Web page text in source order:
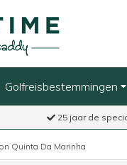
Golfreisbestemmingen
25 jaar de
Quinta Da Marinha